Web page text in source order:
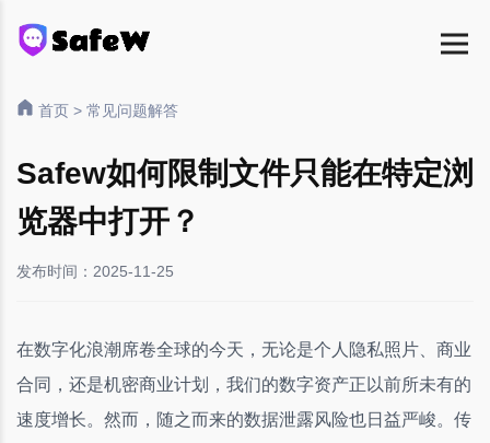
首页 > 常见问题解答
Safew如何限制文件只能在特定浏
览器中打开？
发布时间：2025-11-25
在数字化浪潮席卷全球的今天，无论是个人隐私照片、商业
合同，还是机密商业计划，我们的数字资产正以前所未有的
速度增长。然而，随之而来的数据泄露风险也日益严峻。传